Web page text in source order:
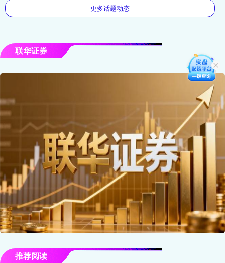
更多话题动态
联华证券
推荐阅读